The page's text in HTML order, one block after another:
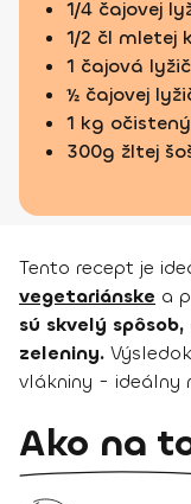
1/4 čajovej
1/2 čl mletej
1 čajová
½ čajovej
1 kg
300g žltej
Tento recept je
vegetariánske a
sú skvelý
zeleniny.
vlákniny - ideálny
Ako na